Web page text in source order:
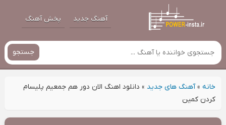
آهنگ جدید پخش آهنگ
جستجو
خانه»آهنگ های جدید » دانلود اهنگ الان دور هم جمعیم پلیسام
کردن کمین